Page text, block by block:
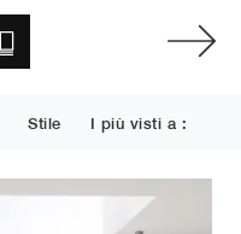
Stile I più visti a :